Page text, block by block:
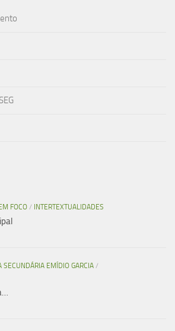
FOCO / INTERTEXTUALIDADES
SECUNDÁRIA EMÍDIO GARCIA /